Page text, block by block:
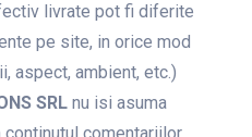
livrate pot fi diferite
pe site, in orice mod
aspect, ambient, etc.)
SRL nu isi asuma